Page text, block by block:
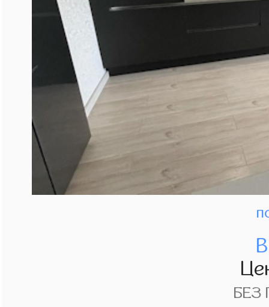
БЕЗ